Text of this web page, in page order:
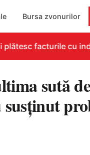
Bursa zvonurilor
facturile cu
sută